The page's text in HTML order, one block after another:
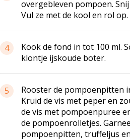
overgebleven pompoen.
Vul ze met de kool en rol op.
4
Kook de fond in tot 100 ml.
klontje ijskoude boter.
5
Rooster de pompoenpitten
Kruid de vis met peper en
de vis met pompoenpuree
de pompoenrolletjes.
pompoenpitten, truffeljus